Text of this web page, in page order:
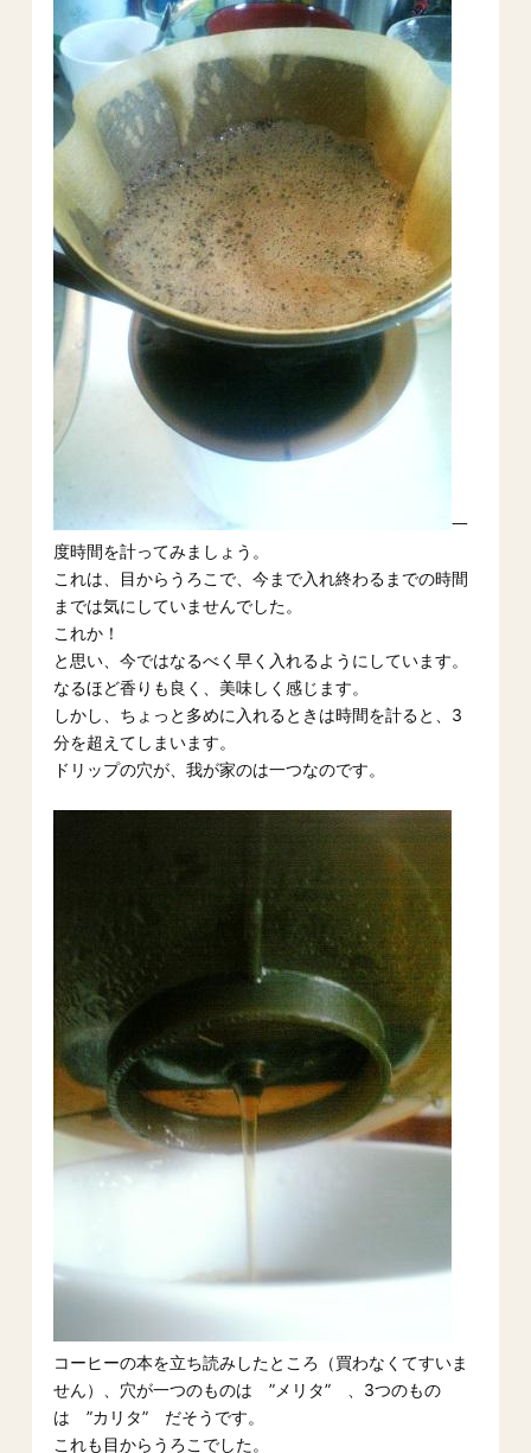
一
度時間を計ってみましょう。
これは、目からうろこで、今まで入れ終わるまでの時間
までは気にしていませんでした。
これか！
と思い、今ではなるべく早く入れるようにしています。
なるほど香りも良く、美味しく感じます。
しかし、ちょっと多めに入れるときは時間を計ると、3
分を超えてしまいます。
ドリップの穴が、我が家のは一つなのです。
コーヒーの本を立ち読みしたところ（買わなくてすいま
せん）、穴が一つのものは ”メリタ” 、3つのもの
は ”カリタ” だそうです。
これも目からうろこでした。